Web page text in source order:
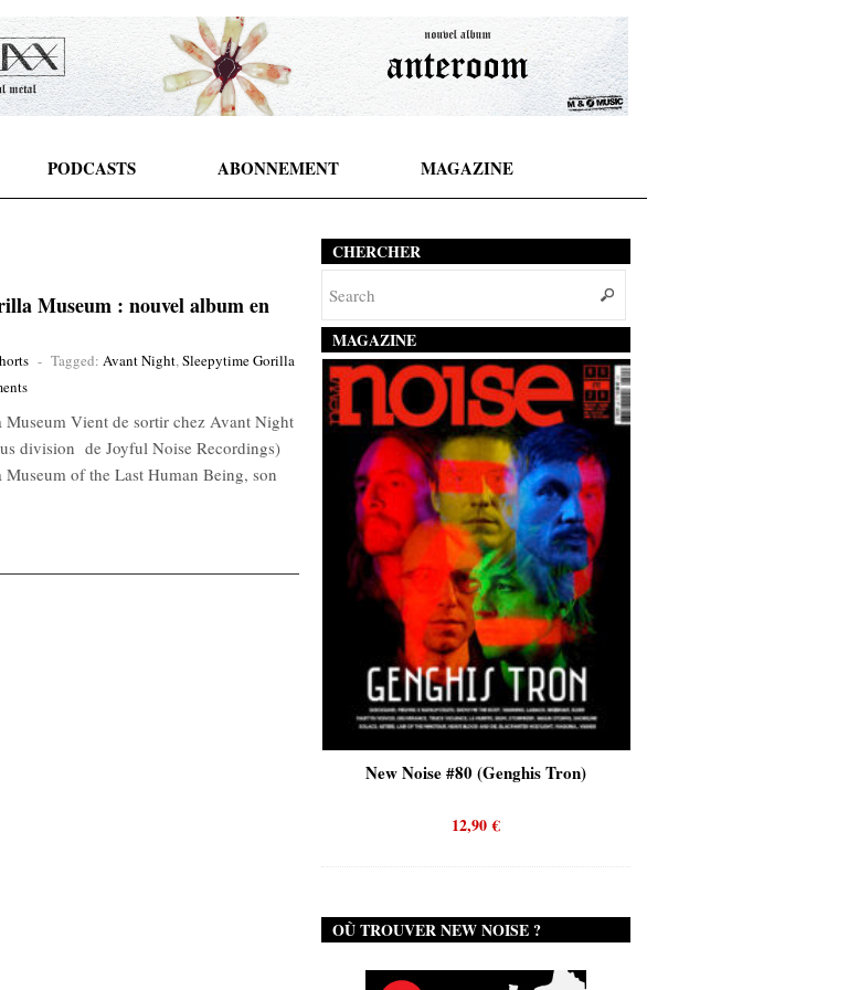
PODCASTS ABONNEMENT MAGAZINE
Museum : nouvel album en
- Tagged: Avant Night,Sleepytime Gorilla
Museum Vient de sortir chez Avant Night
division de Joyful Noise Recordings)
of the Last Human Being, son
CHERCHER
MAGAZINE
New Noise #80 (Genghis Tron)
12,90€
OÙ TROUVER NEW NOISE ?